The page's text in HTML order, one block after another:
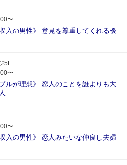
〜
入の男性》 意見を尊重してくれる優
5F
〜
ルが理想》 恋人のことを誰よりも大
〜
入の男性》 恋人みたいな仲良し夫婦